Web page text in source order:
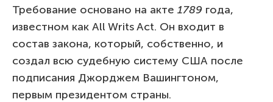
Требование основано на акте 1789 года,
известном как All Writs Act. Он входит в
состав закона, который, собственно, и
создал всю судебную систему США после
подписания Джорджем Вашингтоном,
первым президентом страны.